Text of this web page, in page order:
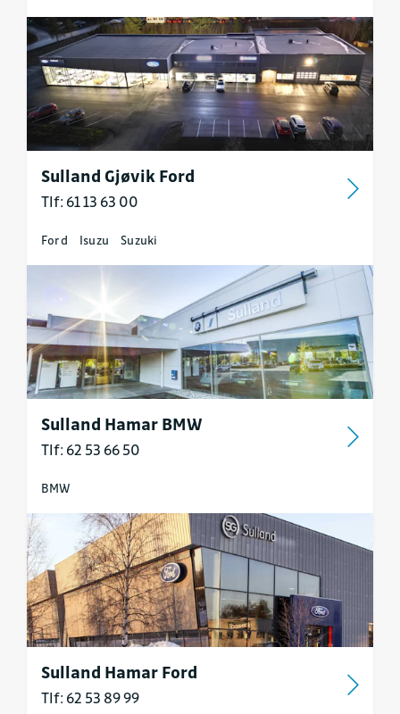
Sulland Gjøvik Ford
Tlf: 61 13 63 00
Ford Isuzu Suzuki
Sulland Hamar BMW
Tlf: 62 53 66 50
BMW
Sulland Hamar Ford
Tlf: 62 53 89 99